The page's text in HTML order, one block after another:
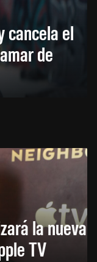
cancela el
de
la nueva
TV